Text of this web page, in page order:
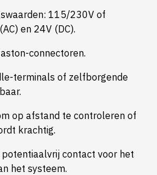
115/230V of
en 24V (DC).
connectoren.
terminals of zelfborgende
op afstand te controleren of
krachtig.
contact voor het
het systeem.